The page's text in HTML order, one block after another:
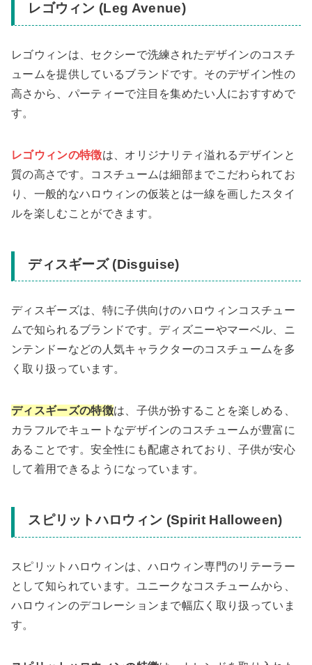
レゴウィン (Leg Avenue)
レゴウィンは、セクシーで洗練されたデザインのコスチ
ュームを提供しているブランドです。そのデザイン性の
高さから、パーティーで注目を集めたい人におすすめで
す。
レゴウィンの特徴は、オリジナリティ溢れるデザインと
質の高さです。コスチュームは細部までこだわられてお
り、一般的なハロウィンの仮装とは一線を画したスタイ
ルを楽しむことができます。
ディスギーズ (Disguise)
ディスギーズは、特に子供向けのハロウィンコスチュー
ムで知られるブランドです。ディズニーやマーベル、ニ
ンテンドーなどの人気キャラクターのコスチュームを多
く取り扱っています。
ディスギーズの特徴は、子供が扮することを楽しめる、
カラフルでキュートなデザインのコスチュームが豊富に
あることです。安全性にも配慮されており、子供が安心
して着用できるようになっています。
スピリットハロウィン (Spirit Halloween)
スピリットハロウィンは、ハロウィン専門のリテーラー
として知られています。ユニークなコスチュームから、
ハロウィンのデコレーションまで幅広く取り扱っていま
す。